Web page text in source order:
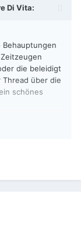
Di Vita:
Behauptungen
die beleidigt
Thread über die
schönes